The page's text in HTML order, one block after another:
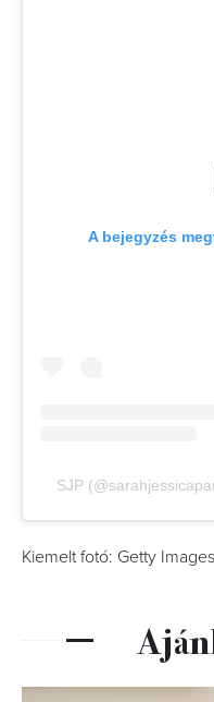
A bejegyzés
SJP
Kiemelt fotó: Getty Images